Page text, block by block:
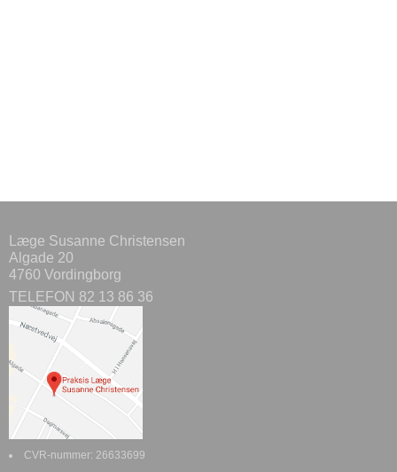
Læge Susanne Christensen
Algade 20
4760 Vordingborg
TELEFON 82 13 86 36
CVR-nummer: 26633699